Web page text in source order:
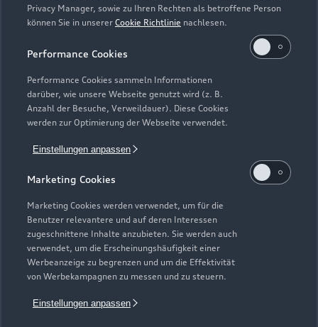
Privacy Manager, sowie zu Ihren Rechten als betroffene Person
können Sie in unserer Cookie Richtlinie nachlesen.
Performance Cookies
Performance Cookies sammeln Informationen
darüber, wie unsere Webseite genutzt wird (z. B.
Anzahl der Besuche, Verweildauer). Diese Cookies
werden zur Optimierung der Webseite verwendet.
Einstellungen anpassen
Marketing Cookies
Marketing Cookies werden verwendet, um für die
Benutzer relevantere und auf deren Interessen
zugeschnittene Inhalte anzubieten. Sie werden auch
verwendet, um die Erscheinungshäufigkeit einer
Werbeanzeige zu begrenzen und um die Effektivität
von Werbekampagnen zu messen und zu steuern.
Einstellungen anpassen
Teile- und Zubehörverkauf
Geschlossen,öffnet amDonnerstag
Zur Inspektion